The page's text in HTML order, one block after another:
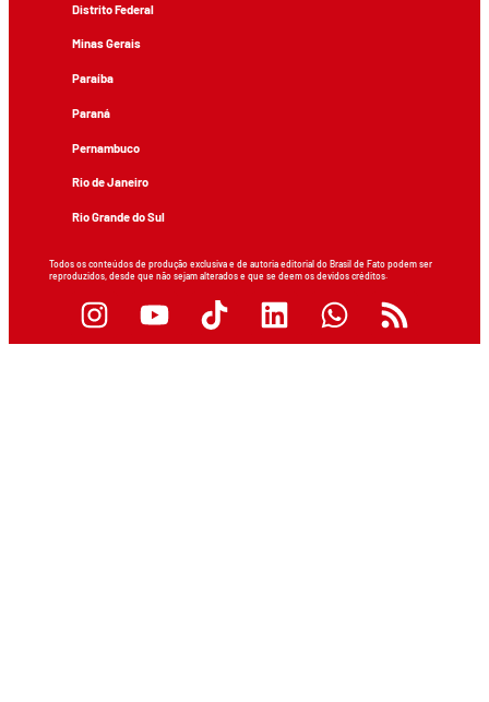
Distrito Federal
Minas Gerais
Paraíba
Paraná
Pernambuco
Rio de Janeiro
Rio Grande do Sul
Todos os conteúdos de produção exclusiva e de autoria editorial do Brasil de Fato podem ser
reproduzidos, desde que não sejam alterados e que se deem os devidos créditos.